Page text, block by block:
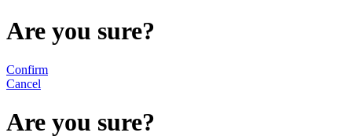
Are you sure?
Confirm
Cancel
Are you sure?